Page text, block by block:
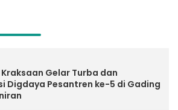
Kraksaan Gelar Turba dan
Digdaya Pesantren ke-5 di Gading